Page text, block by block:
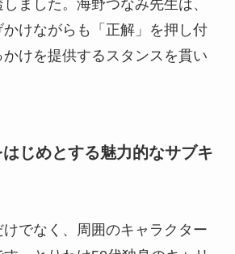
ました。海野つなみ先生は、
けながらも「正解」を押し付
けを提供するスタンスを貫い
じめとする魅力的なサブキ
でなく、周囲のキャラクター